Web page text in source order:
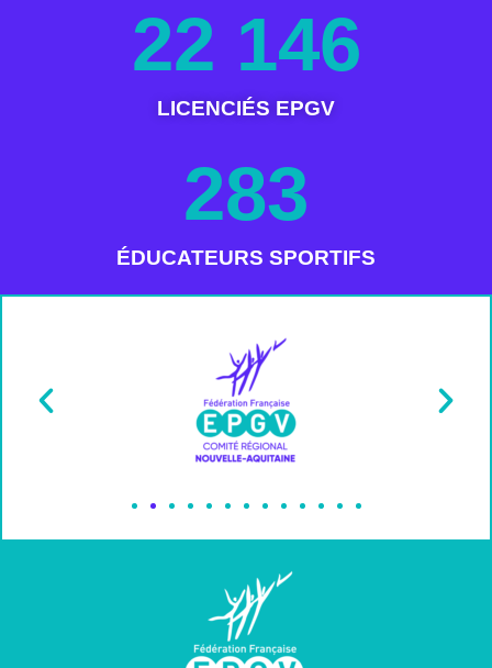
LICENCIÉS EPGV
22 146
ÉDUCATEURS SPORTIFS
283